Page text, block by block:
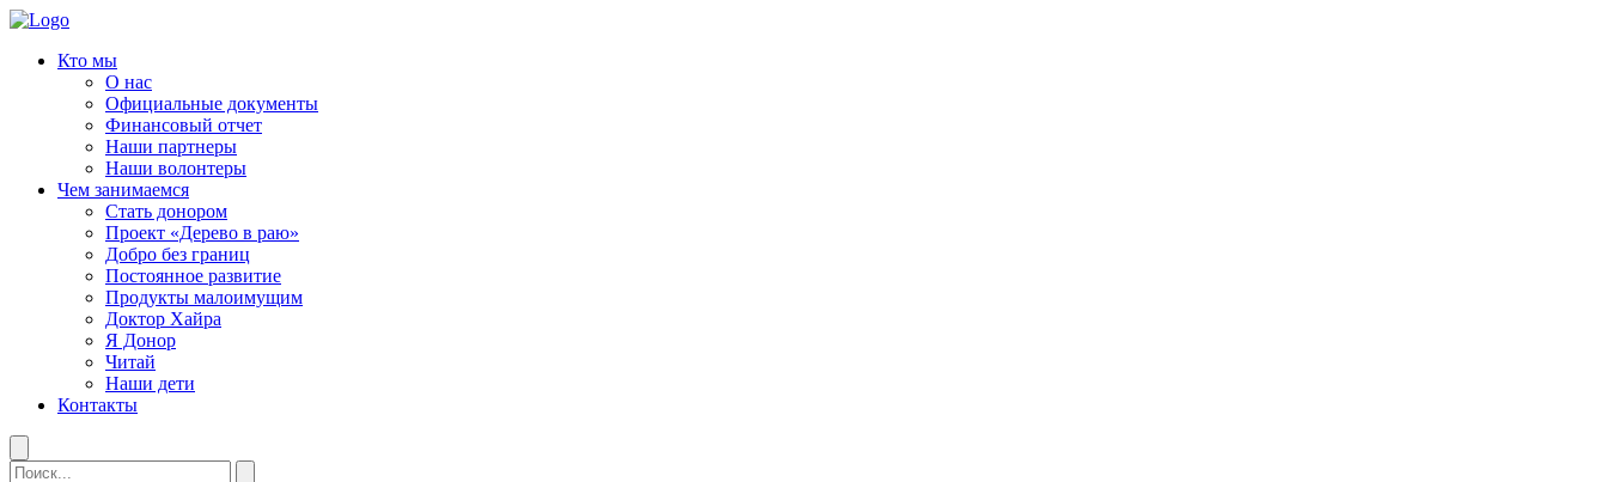
Кто мы
О нас
Официальные документы
Финансовый отчет
Наши партнеры
Наши волонтеры
Чем занимаемся
Стать донором
Проект «Дерево в раю»
Добро без границ
Постоянное развитие
Продукты малоимущим
Доктор Хайра
Я Донор
Читай
Наши дети
Контакты